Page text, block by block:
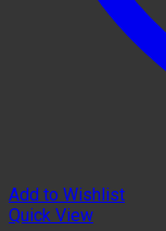
Add to Wishlist
Quick View